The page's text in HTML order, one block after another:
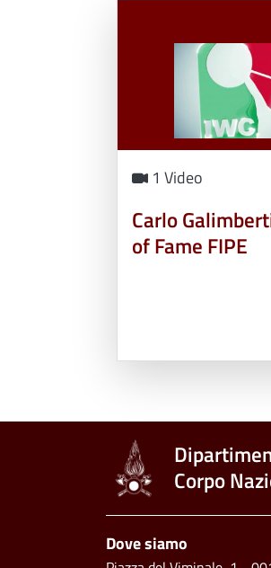
1 Video
Carlo
of Fame FIPE
Corpo
Piè di
Dove siamo